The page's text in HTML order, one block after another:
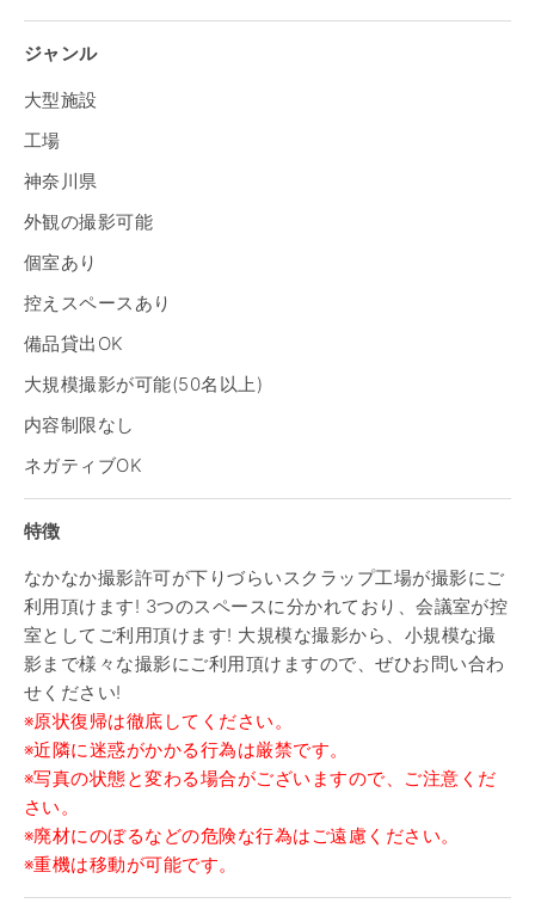
ジャンル
大型施設
工場
神奈川県
外観の撮影可能
個室あり
控えスペースあり
備品貸出OK
大規模撮影が可能(50名以上)
内容制限なし
ネガティブOK
特徴
なかなか撮影許可が下りづらいスクラップ工場が撮影にご
利用頂けます! 3つのスペースに分かれており、会議室が控
室としてご利用頂けます! 大規模な撮影から、小規模な撮
影まで様々な撮影にご利用頂けますので、ぜひお問い合わ
せください!
※原状復帰は徹底してください。
※近隣に迷惑がかかる行為は厳禁です。
※写真の状態と変わる場合がございますので、ご注意くだ
さい。
※廃材にのぼるなどの危険な行為はご遠慮ください。
※重機は移動が可能です。